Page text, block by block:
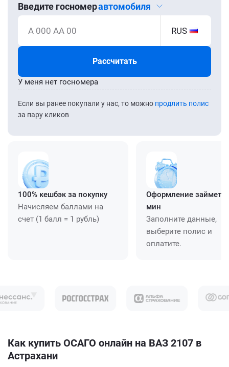
Введите госномеравтомобиля
А 000 АА 00 RUS
Рассчитать
Если вы ранее покупали у нас, то можно продлить полис
за пару кликов
У меня нет госномера
100% кешбэк за покупку
Начисляем баллами на
счет (1 балл = 1 рубль)
Оформление займет
мин
Заполните данные,
выберите полис и
оплатите.
Как купить ОСАГО онлайн на ВАЗ 2107 в
Астрахани